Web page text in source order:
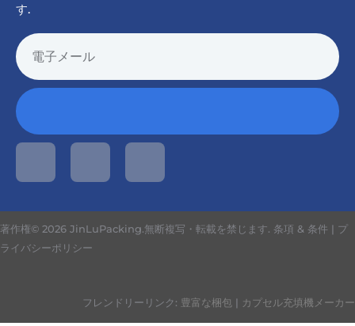
す.
著作権© 2026 JinLuPacking.無断複写・転載を禁じます. 条項 & 条件 | プ
ライバシーポリシー
フレンドリーリンク: 豊富な梱包 | カプセル充填機メーカー